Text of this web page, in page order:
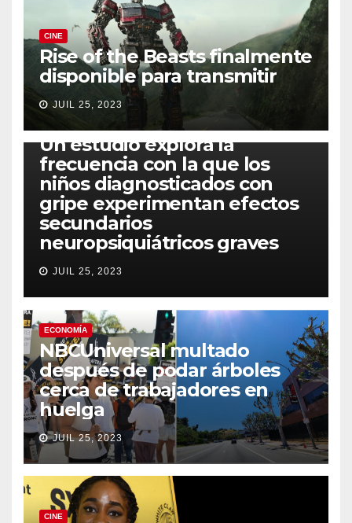
CINE
Rise of the Beasts finalmente
disponible para transmitir
JUIL 25, 2023
Un estudio explora la
frecuencia con la que los
niños diagnosticados con
gripe experimentan efectos
secundarios
neuropsiquiátricos graves
JUIL 25, 2023
ECONOMÍA
NBCUniversal multado
después de podar árboles
cerca de trabajadores en
huelga
JUIL 25, 2023
CINE